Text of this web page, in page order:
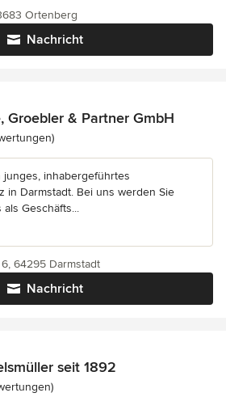
Nachricht
Ortenberg
Groebler & Partner GmbH
5 von 5 Sternen
junges, inhabergeführtes
in Darmstadt. Bei uns werden Sie
Geschäfts...
Nachricht
64295 Darmstadt
seit 1892
4.8 von 5 Sternen